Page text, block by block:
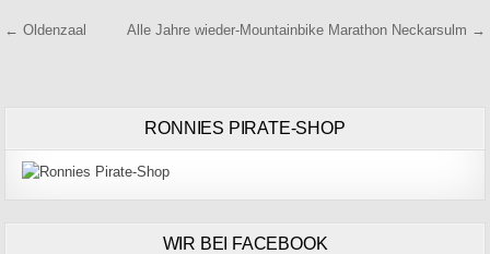
Beitragsnavigation
← Oldenzaal Alle Jahre wieder-Mountainbike Marathon Neckarsulm →
RONNIES PIRATE-SHOP
WIR BEI FACEBOOK